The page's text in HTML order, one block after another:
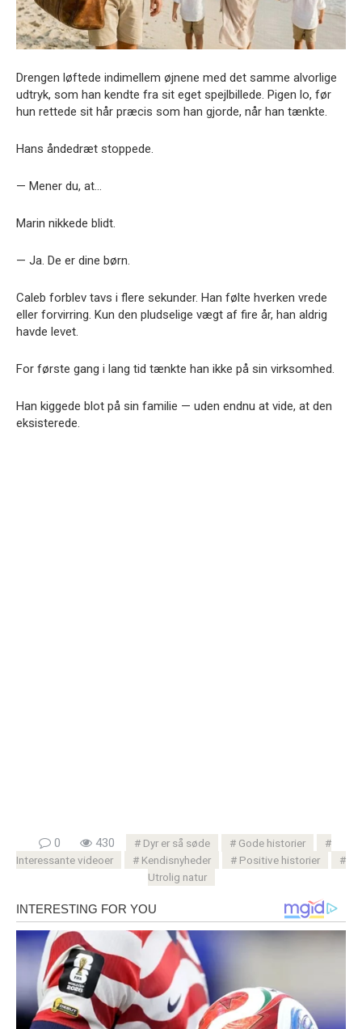
Drengen løftede indimellem øjnene med det samme alvorlige
udtryk, som han kendte fra sit eget spejlbillede. Pigen lo, før
hun rettede sit hår præcis som han gjorde, når han tænkte.
Hans åndedræt stoppede.
— Mener du, at…
Marin nikkede blidt.
— Ja. De er dine børn.
Caleb forblev tavs i flere sekunder. Han følte hverken vrede
eller forvirring. Kun den pludselige vægt af fire år, han aldrig
havde levet.
For første gang i lang tid tænkte han ikke på sin virksomhed.
Han kiggede blot på sin familie — uden endnu at vide, at den
eksisterede.
0 430 Dyr er så søde
Gode ​​historier
Interessante videoer
Kendisnyheder
Positive historier
Utrolig natur